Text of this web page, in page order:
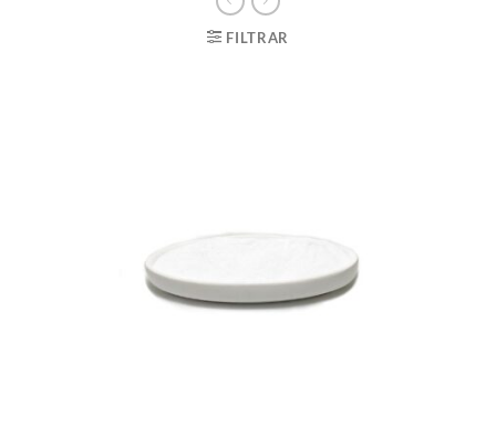
FILTRAR